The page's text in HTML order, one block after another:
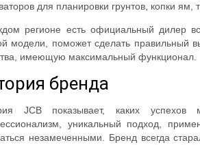
для планировки грунтов, копки
регионе есть официальный дилер
модели, поможет сделать правильный
имеющую максимальный функционал.
бренда
JCB показывает, каких успехов
уникальный подход,
незамеченными. Бренд всегда